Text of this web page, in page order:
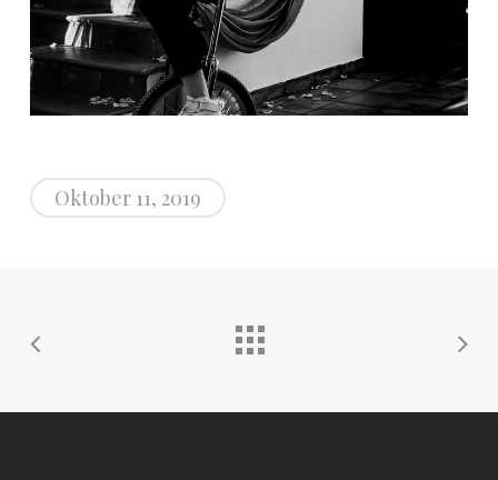
Oktober 11, 2019